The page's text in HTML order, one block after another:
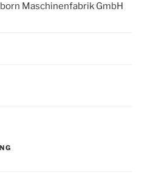
Maschinenfabrik GmbH